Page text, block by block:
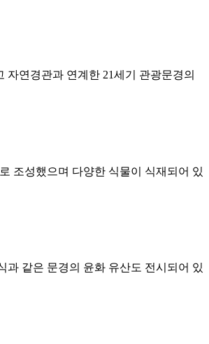
연경관과 연계한 21세기 관광문경의
조성했으며 다양한 식물이 식재되어 있
과 같은 문경의 윤화 유산도 전시되어 있